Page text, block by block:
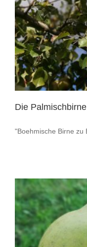
Die
"Boehmische Birne zu